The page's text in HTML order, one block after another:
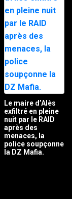
Le maire d’Alès
exfiltré en pleine
nuit par le RAID
après des
menaces, la
police soupçonne
la DZ Mafia.